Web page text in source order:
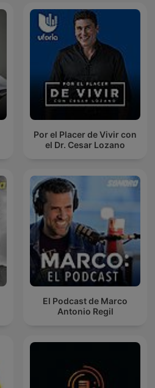
Por el Placer de Vivir con
el Dr. Cesar Lozano
El Podcast de Marco
Antonio Regil